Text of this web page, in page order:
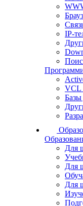
IP-
VCL
Для
Для
Для